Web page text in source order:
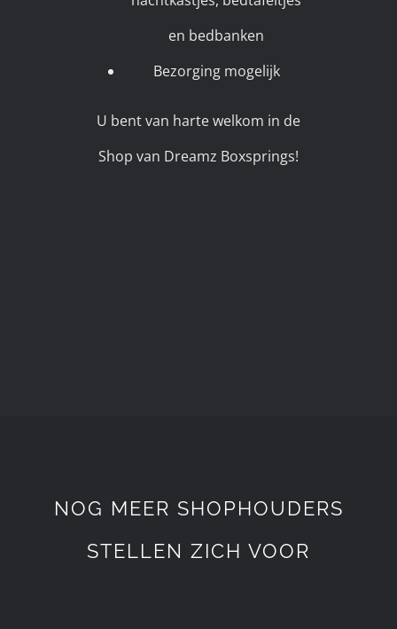
en bedbanken
Bezorging mogelijk
U bent van harte welkom in de
Shop van Dreamz Boxsprings!
NOG MEER SHOPHOUDERS
STELLEN ZICH VOOR